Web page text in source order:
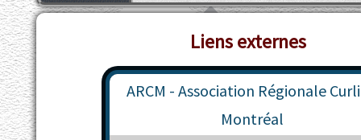
Liens externes
ARCM - Association Régionale
Montréal